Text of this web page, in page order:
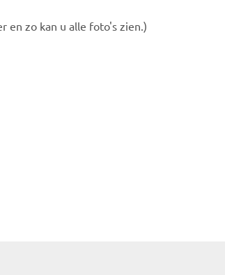
en zo kan u alle foto's zien.)